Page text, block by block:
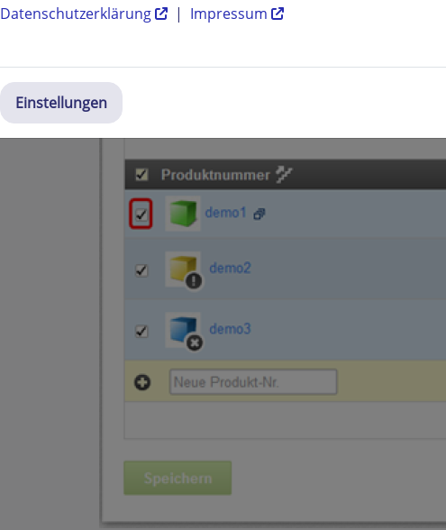
Datenschutzerklärung
| Impressum
Einstellungen